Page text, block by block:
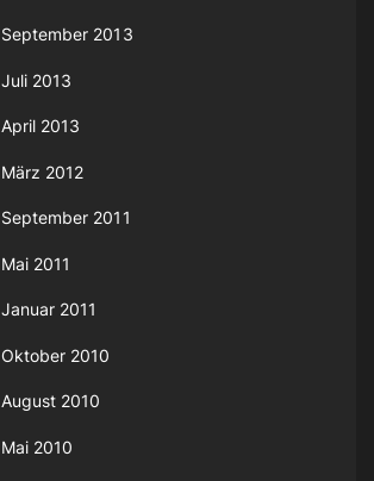
September 2013
Juli 2013
April 2013
März 2012
September 2011
Mai 2011
Januar 2011
Oktober 2010
August 2010
Mai 2010